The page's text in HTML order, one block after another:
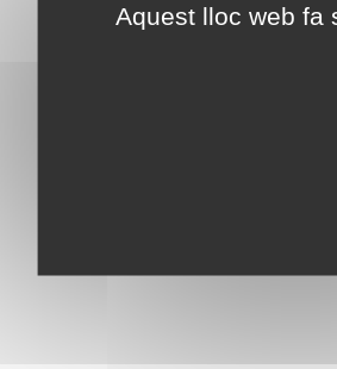
Aquest lloc web fa